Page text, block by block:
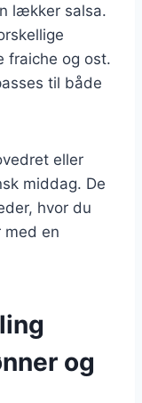
lækker salsa.
fraiche og ost.
til både
eller
middag. De
hvor du
en
og